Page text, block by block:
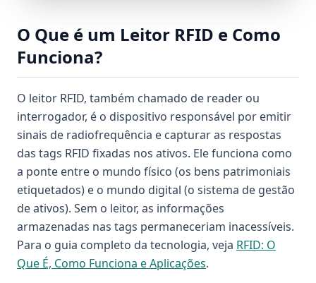
O Que é um Leitor RFID e Como
Funciona?
O leitor RFID, também chamado de reader ou
interrogador, é o dispositivo responsável por emitir
sinais de radiofrequência e capturar as respostas
das tags RFID fixadas nos ativos. Ele funciona como
a ponte entre o mundo físico (os bens patrimoniais
etiquetados) e o mundo digital (o sistema de gestão
de ativos). Sem o leitor, as informações
armazenadas nas tags permaneceriam inacessíveis.
Para o guia completo da tecnologia, veja RFID: O
Que É, Como Funciona e Aplicações.